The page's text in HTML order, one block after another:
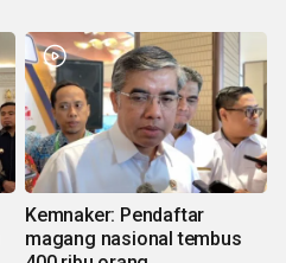
Kemnaker: Pendaftar
magang nasional tembus